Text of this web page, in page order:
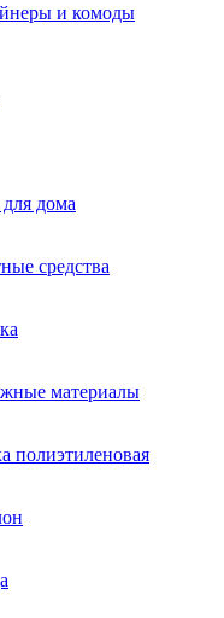
и комоды
дома
средства
материалы
полиэтиленовая